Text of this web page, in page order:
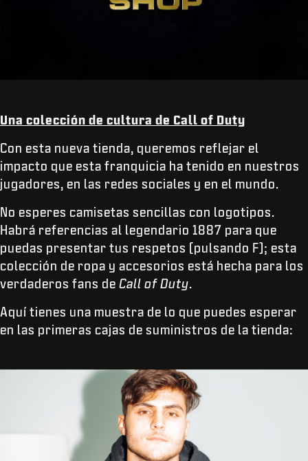
Una colección de cultura de Call of Duty
Con esta nueva tienda, queremos reflejar el
impacto que esta franquicia ha tenido en nuestros
jugadores, en las redes sociales y en el mundo.
No esperes camisetas sencillas con logotipos.
Habrá referencias al legendario 1887 para que
puedas presentar tus respetos (pulsando F); esta
colección de ropa y accesorios está hecha para los
verdaderos fans de Call of Duty.
Aquí tienes una muestra de lo que puedes esperar
en las primeras cajas de suministros de la tienda: